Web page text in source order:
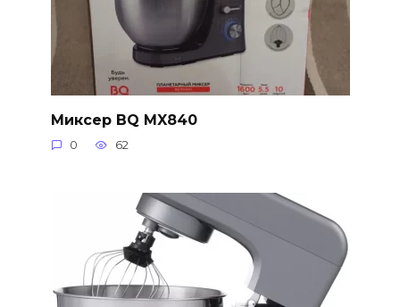
Миксер BQ MX840
0 62